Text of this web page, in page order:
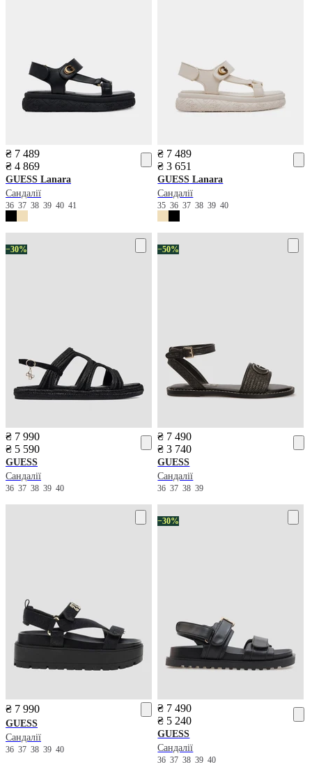
₴ 7 489
₴ 4 869
GUESS Lanara
Сандалії
36 37 38 39 40 41
₴ 7 489
₴ 3 651
GUESS Lanara
Сандалії
353637383940
−30%
₴ 7 990
₴ 5 590
GUESS
Сандалії
36 37 38 39 40
−50%
₴ 7 490
₴ 3 740
GUESS
Сандалії
36373839
₴ 7 990
GUESS
Сандалії
36 37 38 39 40
−30%
₴ 7 490
₴ 5 240
GUESS
Сандалії
3637383940